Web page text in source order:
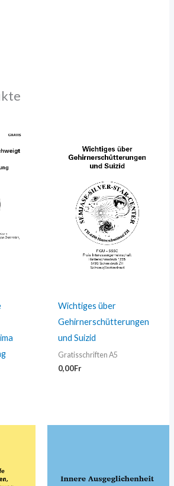
Wichtiges über
Gehirnerschütterungen
und Suizid
Gratisschriften A5
0,00Fr